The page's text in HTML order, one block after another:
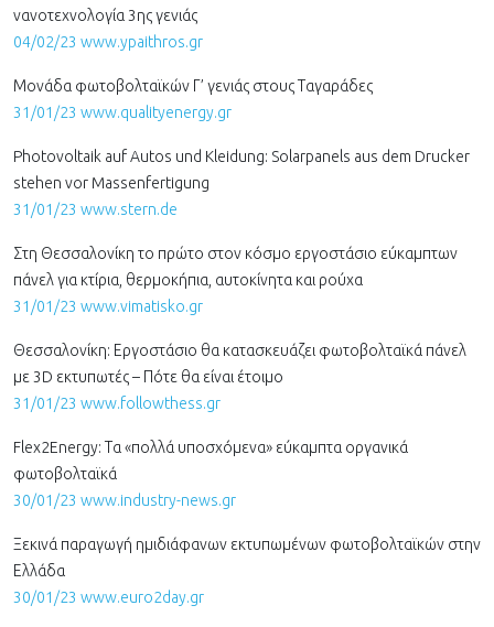
νανοτεχνολογία 3ης γενιάς
04/02/23 www.ypaithros.gr
Μονάδα φωτοβολταϊκών Γ’ γενιάς στους Ταγαράδες
31/01/23 www.qualityenergy.gr
Photovoltaik auf Autos und Kleidung: Solarpanels aus dem Drucker
stehen vor Massenfertigung
31/01/23 www.stern.de
Στη Θεσσαλονίκη το πρώτο στον κόσμο εργοστάσιο εύκαμπτων
πάνελ για κτίρια, θερμοκήπια, αυτοκίνητα και ρούχα
31/01/23 www.vimatisko.gr
Θεσσαλονίκη: Εργοστάσιο θα κατασκευάζει φωτοβολταϊκά πάνελ
με 3D εκτυπωτές – Πότε θα είναι έτοιμο
31/01/23 www.followthess.gr
Flex2Energy: Τα «πολλά υποσχόμενα» εύκαμπτα οργανικά
φωτοβολταϊκά
30/01/23 www.industry-news.gr
Ξεκινά παραγωγή ημιδιάφανων εκτυπωμένων φωτοβολταϊκών στην
Ελλάδα
30/01/23 www.euro2day.gr